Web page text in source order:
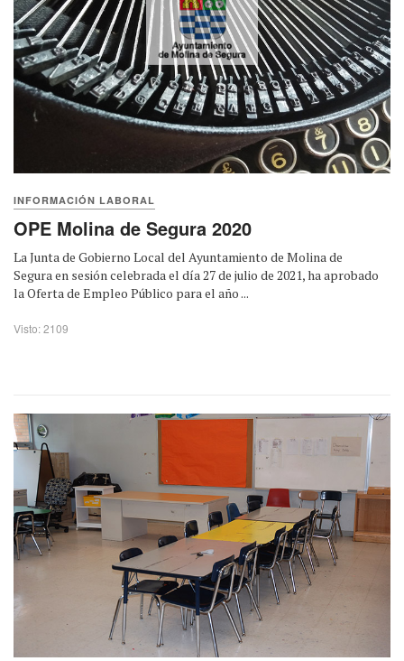
INFORMACIÓN LABORAL
OPE Molina de Segura 2020
La Junta de Gobierno Local del Ayuntamiento de Molina de
Segura en sesión celebrada el día 27 de julio de 2021, ha aprobado
la Oferta de Empleo Público para el año ...
Visto: 2109